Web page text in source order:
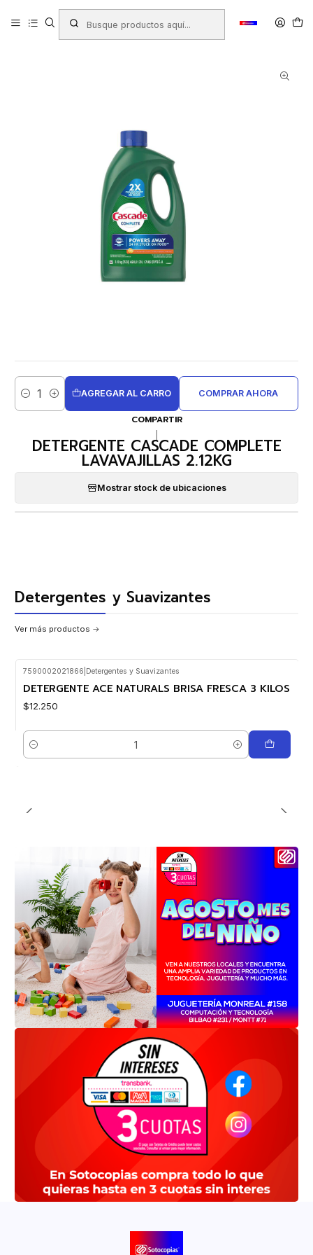
Productos ASEO HOGAR Detergentes y Suavizantes
DETERGENTE CASCADE COMPLETE LAVAVAJILLAS 2.12KG
Cantidad
AGREGAR AL CARRO COMPRAR AHORA
COMPARTIR
DETERGENTE CASCADE COMPLETE
LAVAVAJILLAS 2.12KG
Mostrar stock de ubicaciones
Detergentes y Suavizantes
Ver más productos
7590002021866 Detergentes y Suavizantes
DETERGENTE ACE NATURALS BRISA FRESCA 3 KILOS
$12.250
Cantidad